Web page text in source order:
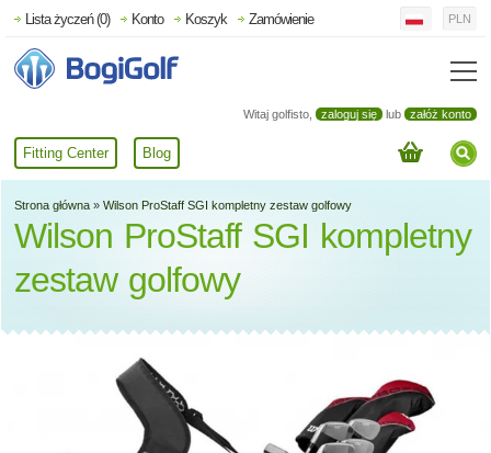
Witaj golfisto, zaloguj się lub załóż konto
Fitting Center Blog
Lista życzeń (0) Konto Koszyk Zamówienie PLN
Strona główna » Wilson ProStaff SGI kompletny zestaw golfowy
Wilson ProStaff SGI kompletny
zestaw golfowy